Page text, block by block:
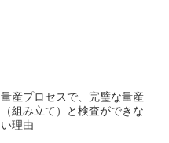
量産プロセスで、完璧な量産
（組み立て）と検査ができな
い理由